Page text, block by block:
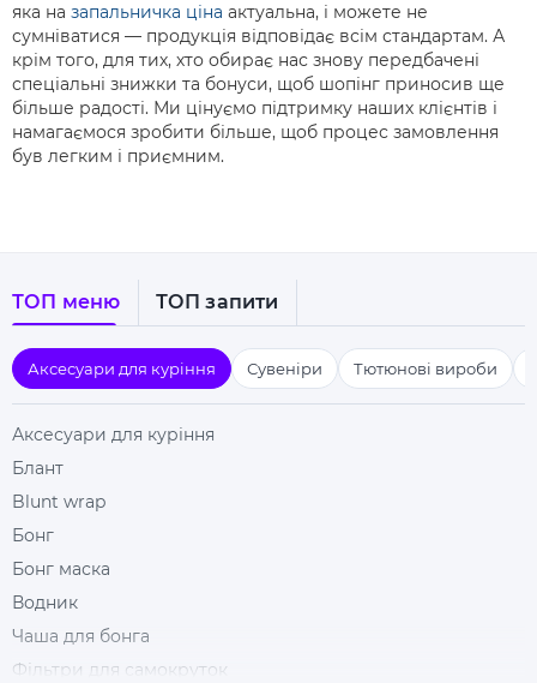
яка на запальничка ціна актуальна, і можете не
сумніватися — продукція відповідає всім стандартам. А
крім того, для тих, хто обирає нас знову передбачені
спеціальні знижки та бонуси, щоб шопінг приносив ще
більше радості. Ми цінуємо підтримку наших клієнтів і
намагаємося зробити більше, щоб процес замовлення
був легким і приємним.
ТОП меню ТОП запити
Аксесуари для куріння Сувеніри Тютюнові вироби
Аксесуари для куріння
Блант
Blunt wrap
Бонг
Бонг маска
Водник
Чаша для бонга
Фільтри для самокруток